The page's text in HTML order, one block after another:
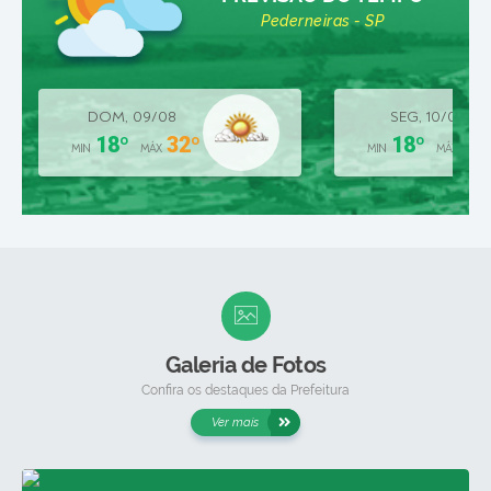
TINCANI” – CAT
Localizado no Parque Ecológico Vale do Sol “Prefeito
Giácomo Metódio Bertolini”, o Centro de Apoio ao Turista é
um espaço dedicado a acolher visitantes, orientar passeios,
promover a educação ambiental e fortalecer o turismo de
Pederneiras. O CAT funciona de segunda a sexta-feira, das
7h30 às 11h e das 13h às 17h. Aos sábados e domingos,...
Pederneiras - SP
DOM, 09/08
MIN 18º MÁX 32º
SEG, 10/08
MIN 18º MÁX
Galeria de Fotos
Confira os destaques da Prefeitura
Ver mais